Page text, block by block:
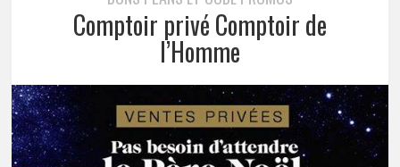
Comptoir privé Comptoir de
l’Homme